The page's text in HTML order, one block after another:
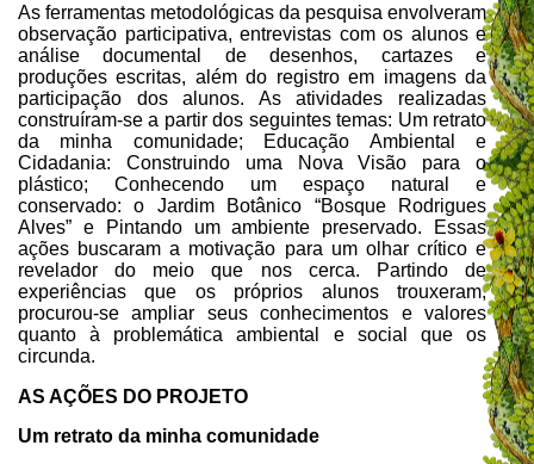
As ferramentas metodológicas da pesquisa envolveram
observação participativa, entrevistas com os alunos e
análise documental de desenhos, cartazes e
produções escritas, além do registro em imagens da
participação dos alunos. As atividades realizadas
construíram-se a partir dos seguintes temas: Um retrato
da minha comunidade;
Educação Ambiental e
Cidadania: Construindo uma Nova Visão para o
plástico; Conhecendo um espaço natural e
conservado: o Jardim Botânico “Bosque Rodrigues
Alves” e Pintando um ambiente preservado.
Essas
ações buscaram a motivação para um olhar crítico e
revelador do meio que nos cerca. Partindo de
experiências que os próprios alunos trouxeram,
procurou-se ampliar seus conhecimentos e valores
quanto à problemática ambiental e social que os
circunda.
AS AÇÕES DO PROJETO
Um retrato da minha comunidade